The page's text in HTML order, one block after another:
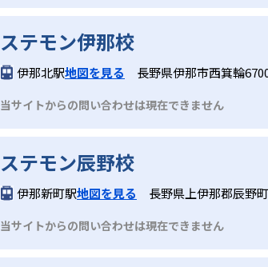
ステモン伊那校
伊那北駅地図を見る 長野県伊那市西箕輪
当サイトからの問い合わせは現在できません
ステモン辰野校
伊那新町駅地図を見る 長野県上伊那郡辰野
当サイトからの問い合わせは現在できません